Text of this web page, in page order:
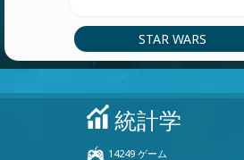
STAR WARS